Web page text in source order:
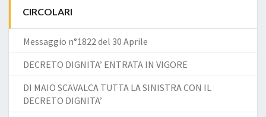
CIRCOLARI
Messaggio n°1822 del 30 Aprile
DECRETO DIGNITA’ ENTRATA IN VIGORE
DI MAIO SCAVALCA TUTTA LA SINISTRA CON IL
DECRETO DIGNITA’